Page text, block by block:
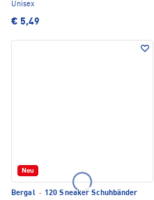
Unisex
€ 5,49
Neu
Bergal · 120 Sneaker Schuhbänder